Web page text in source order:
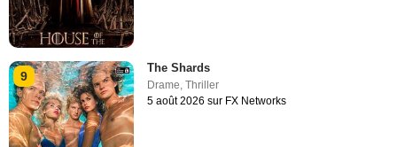
9
The Shards
Drame ,Thriller
5 août 2026 sur FX Networks